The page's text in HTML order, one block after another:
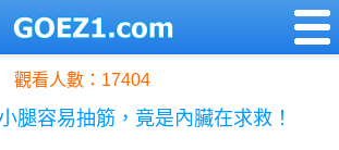
觀看人數：17404
腿容易抽筋，竟是內臟在求救！